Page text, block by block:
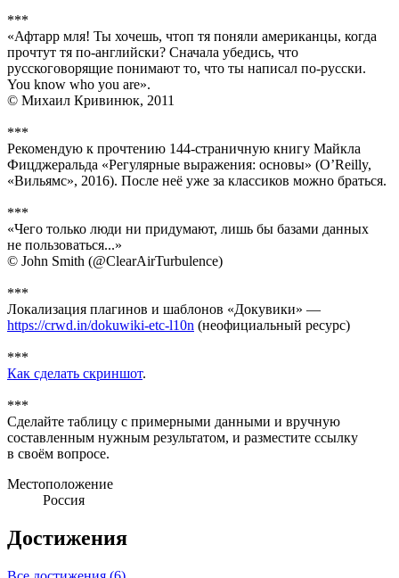
***
«Афтарр мля! Ты хочешь, чтоп тя поняли американцы, когда
прочтут тя по-английски? Сначала убедись, что
русскоговорящие понимают то, что ты написал по-русски.
You know who you are».
© Михаил Кривинюк, 2011
***
Рекомендую к прочтению 144-страничную книгу Майкла
Фицджеральда «Регулярные выражения: основы» (O’Reilly,
«Вильямс», 2016). После неё уже за классиков можно браться.
***
«Чего только люди ни придумают, лишь бы базами данных
не пользоваться...»
© John Smith (@ClearAirTurbulence)
***
Локализация плагинов и шаблонов «Докувики» —
https://crwd.in/dokuwiki-etc-l10n (неофициальный ресурс)
***
Как сделать скриншот.
***
Сделайте таблицу с примерными данными и вручную
составленным нужным результатом, и разместите ссылку
в своём вопросе.
Местоположение
Россия
Достижения